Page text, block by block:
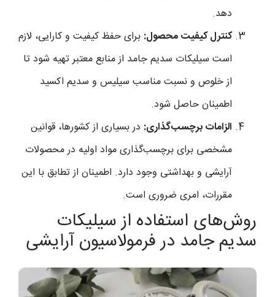
دهد.
کنترل کیفیت محصول: برای حفظ کیفیت و کارایی، لازم
است سیلیکات سدیم جامد از منابع معتبر تهیه شود تا
از خلوص و نسبت مناسب سیلیس و سدیم اکسید
اطمینان حاصل شود.
الزامات برچسب‌گذاری: در بسیاری از کشورها، قوانین
مشخصی برای برچسب‌گذاری مواد اولیه در محصولات
آرایشی و بهداشتی وجود دارد. اطمینان از تطابق با این
مقررات، امری ضروری است.
روش‌های استفاده از سیلیکات
سدیم جامد در فرمولاسیون آرایشی